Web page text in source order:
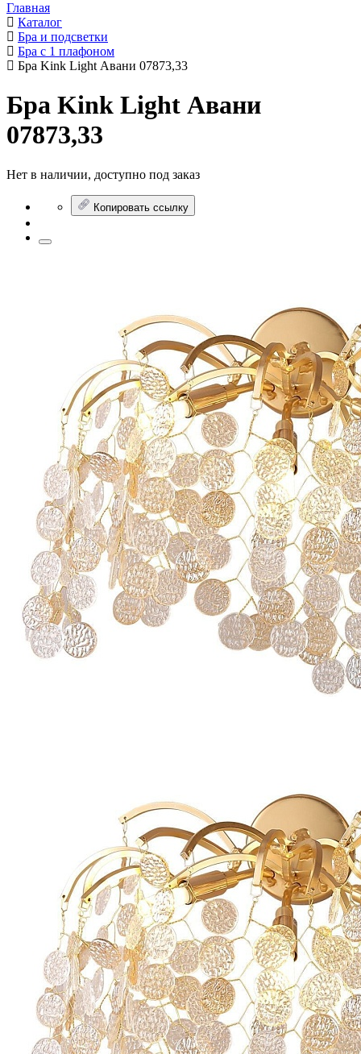
Главная
Каталог
Бра и подсветки
Бра с 1 плафоном
Бра Kink Light Авани 07873,33
Бра Kink Light Авани
07873,33
Нет в наличии, доступно под заказ
Копировать ссылку